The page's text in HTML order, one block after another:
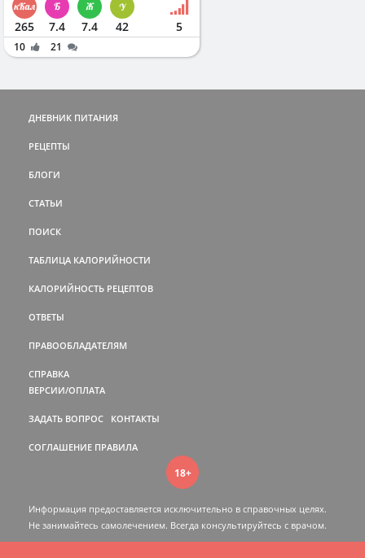
265 7.4 7.4 42 5
10 21
ДНЕВНИК ПИТАНИЯ
РЕЦЕПТЫ
БЛОГИ
СТАТЬИ
ПОИСК
ТАБЛИЦА КАЛОРИЙНОСТИ
КАЛОРИЙНОСТЬ РЕЦЕПТОВ
ОТВЕТЫ
ПРАВООБЛАДАТЕЛЯМ
СПРАВКА
ВЕРСИИ/ОПЛАТА
ЗАДАТЬ ВОПРОС КОНТАКТЫ
СОГЛАШЕНИЕ ПРАВИЛА
18+
Информация предоставляется исключительно в справочных целях.
Не занимайтесь самолечением. Всегда консультируйтесь c врачом.